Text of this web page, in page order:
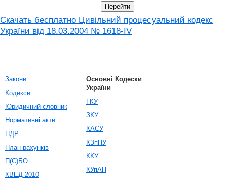
Скачать бесплатно Цивільний процесуальний кодекс
України від 18.03.2004 № 1618-IV
Закони
Кодекси
Юридичний словник
Нормативні акти
ПДР
План рахунків
П(С)БО
КВЕД-2010
Основні Кодески
України
ГКУ
ЗКУ
КАСУ
КЗпПУ
ККУ
КУпАП